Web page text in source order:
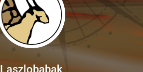
Laszlobabak